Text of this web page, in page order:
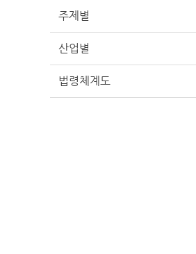
주제별
산업별
법령체계도